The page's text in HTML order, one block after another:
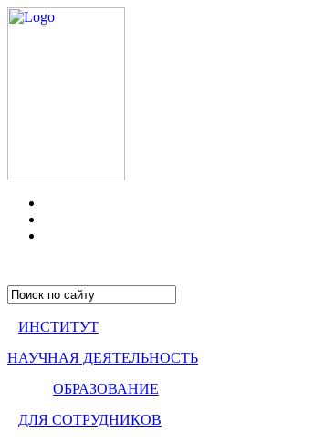
ИНСТИТУТ
НАУЧНАЯ ДЕЯТЕЛЬНОСТЬ
ОБРАЗОВАНИЕ
ДЛЯ СОТРУДНИКОВ